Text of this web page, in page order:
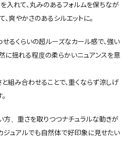
入れて、丸みのあるフォルムを保ちなが
、爽やかさのあるシルエットに。
せるくらいの超ルーズなカール感で、強い
に揺れる程度の柔らかいニュアンスを意
組み合わせることで、重くならず涼しげ
、重さを取りつつナチュラルな動きが
ジュアルでも自然体で好印象に見せたい